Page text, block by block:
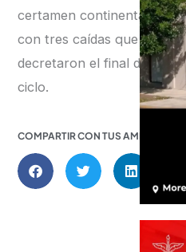
certamen continental,
con tres caídas que
decretaron el final del
ciclo.
COMPARTIR CON TUS AMIGOS